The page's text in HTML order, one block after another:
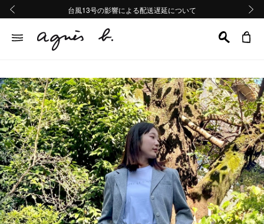
熊本地域地震の影響による配送遅延について
Summer Sale 2buy10%OFF!!
台風13号の影響による配送遅延について
熊本地域地震の影響による配送遅延について
Summer Sale 2buy10%OFF!!